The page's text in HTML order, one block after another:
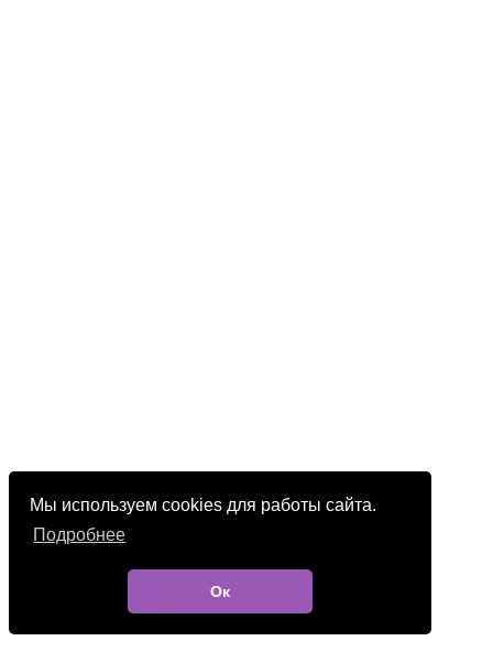
Мы используем cookies для работы сайта.
Подробнее
Ок